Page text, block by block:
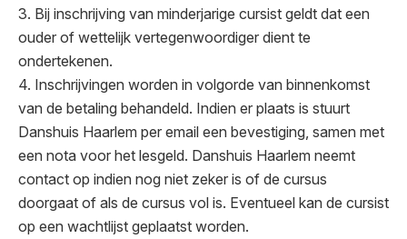
3. Bij inschrijving van minderjarige cursist geldt dat een
ouder of wettelijk vertegenwoordiger dient te
ondertekenen.
4. Inschrijvingen worden in volgorde van binnenkomst
van de betaling behandeld. Indien er plaats is stuurt
Danshuis Haarlem per email een bevestiging, samen met
een nota voor het lesgeld. Danshuis Haarlem neemt
contact op indien nog niet zeker is of de cursus
doorgaat of als de cursus vol is. Eventueel kan de cursist
op een wachtlijst geplaatst worden.